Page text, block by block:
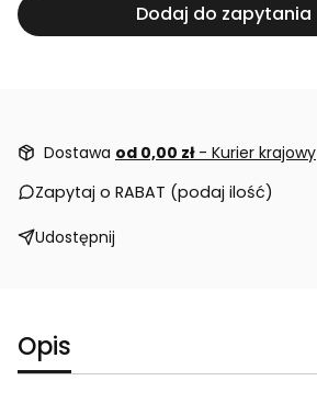
Dodaj do zapytania
Dostawa od 0,00 zł - Kurier krajowy
Zapytaj o RABAT (podaj ilość)
Udostępnij
Opis